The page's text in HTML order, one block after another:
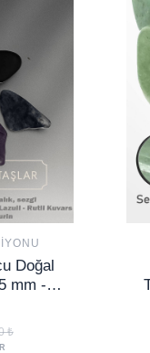
Doğal
mm -
₺